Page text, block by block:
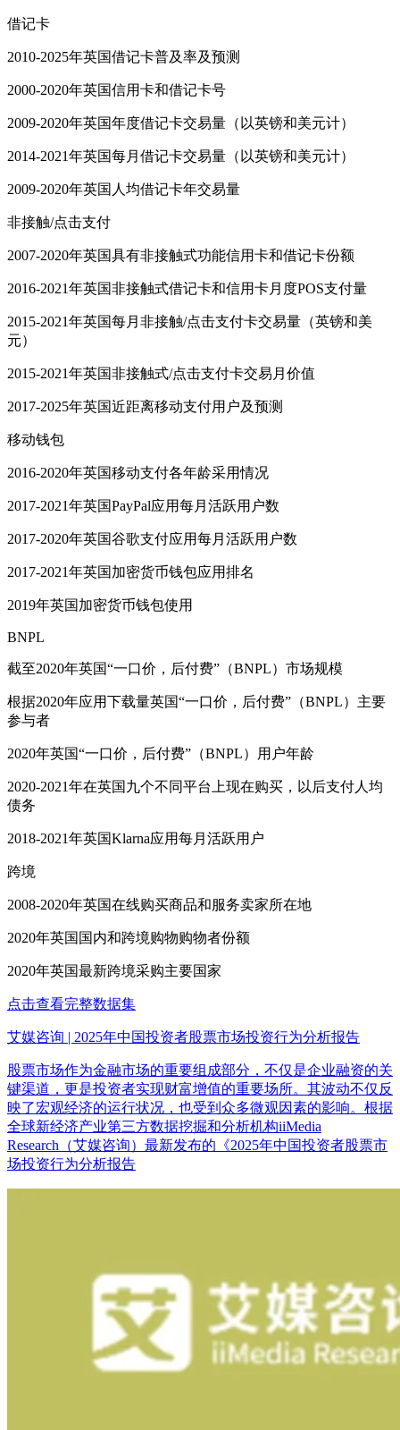
借记卡
2010-2025年英国借记卡普及率及预测
2000-2020年英国信用卡和借记卡号
2009-2020年英国年度借记卡交易量（以英镑和美元计）
2014-2021年英国每月借记卡交易量（以英镑和美元计）
2009-2020年英国人均借记卡年交易量
非接触/点击支付
2007-2020年英国具有非接触式功能信用卡和借记卡份额
2016-2021年英国非接触式借记卡和信用卡月度POS支付量
2015-2021年英国每月非接触/点击支付卡交易量（英镑和美
元）
2015-2021年英国非接触式/点击支付卡交易月价值
2017-2025年英国近距离移动支付用户及预测
移动钱包
2016-2020年英国移动支付各年龄采用情况
2017-2021年英国PayPal应用每月活跃用户数
2017-2020年英国谷歌支付应用每月活跃用户数
2017-2021年英国加密货币钱包应用排名
2019年英国加密货币钱包使用
BNPL
截至2020年英国“一口价，后付费”（BNPL）市场规模
根据2020年应用下载量英国“一口价，后付费”（BNPL）主要
参与者
2020年英国“一口价，后付费”（BNPL）用户年龄
2020-2021年在英国九个不同平台上现在购买，以后支付人均
债务
2018-2021年英国Klarna应用每月活跃用户
跨境
2008-2020年英国在线购买商品和服务卖家所在地
2020年英国国内和跨境购物购物者份额
2020年英国最新跨境采购主要国家
点击查看完整数据集
艾媒咨询 | 2025年中国投资者股票市场投资行为分析报告
股票市场作为金融市场的重要组成部分，不仅是企业融资的关
键渠道，更是投资者实现财富增值的重要场所。其波动不仅反
映了宏观经济的运行状况，也受到众多微观因素的影响。根据
全球新经济产业第三方数据挖掘和分析机构iiMedia
Research（艾媒咨询）最新发布的《2025年中国投资者股票市
场投资行为分析报告